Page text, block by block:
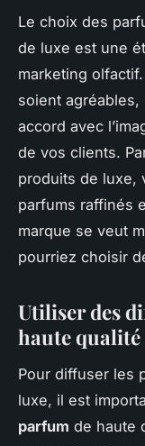
Le choix des
de luxe est une
marketing
soient
accord avec
de vos clients.
produits de luxe,
parfums raffinés
marque se veut
pourriez choisir
Utiliser des
haute qualité
Pour diffuser les
luxe, il est
parfum de haute